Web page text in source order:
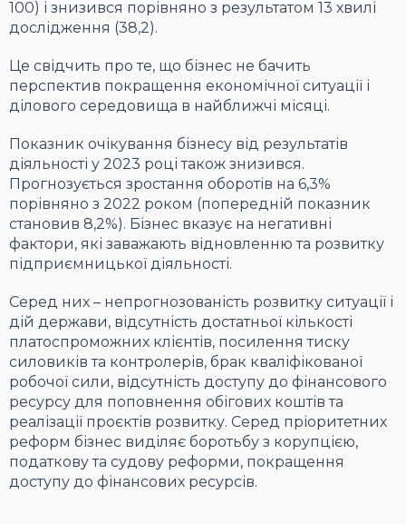
100) і знизився порівняно з результатом 13 хвилі
дослідження (38,2).
Це свідчить про те, що бізнес не бачить
перспектив покращення економічної ситуації і
ділового середовища в найближчі місяці.
Показник очікування бізнесу від результатів
діяльності у 2023 році також знизився.
Прогнозується зростання оборотів на 6,3%
порівняно з 2022 роком (попередній показник
становив 8,2%). Бізнес вказує на негативні
фактори, які заважають відновленню та розвитку
підприємницької діяльності.
Серед них – непрогнозованість розвитку ситуації і
дій держави, відсутність достатньої кількості
платоспроможних клієнтів, посилення тиску
силовиків та контролерів, брак кваліфікованої
робочої сили, відсутність доступу до фінансового
ресурсу для поповнення обігових коштів та
реалізації проєктів розвитку. Серед пріоритетних
реформ бізнес виділяє боротьбу з корупцією,
податкову та судову реформи, покращення
доступу до фінансових ресурсів.